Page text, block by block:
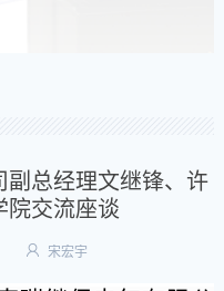
总经理文继锋、许
院交流座谈
宋宏宇